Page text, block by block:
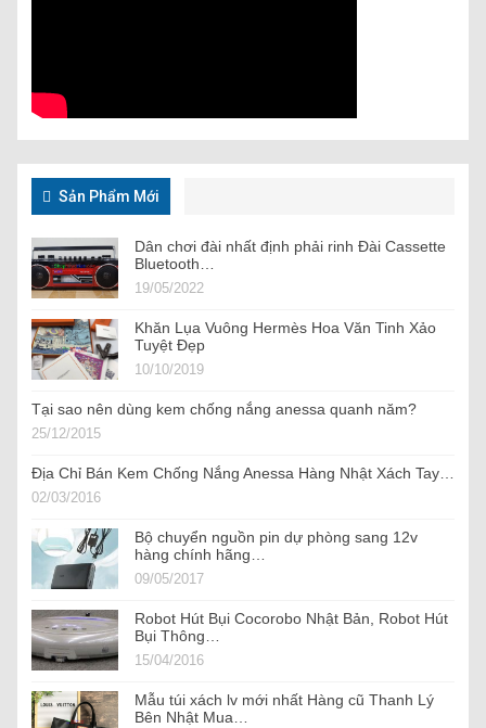
Sản Phẩm Mới
Dân chơi đài nhất định phải rinh Đài Cassette
Bluetooth…
19/05/2022
Khăn Lụa Vuông Hermès Hoa Văn Tinh Xảo
Tuyệt Đẹp
10/10/2019
Tại sao nên dùng kem chống nắng anessa quanh năm?
25/12/2015
Địa Chỉ Bán Kem Chống Nắng Anessa Hàng Nhật Xách Tay…
02/03/2016
Bộ chuyển nguồn pin dự phòng sang 12v
hàng chính hãng…
09/05/2017
Robot Hút Bụi Cocorobo Nhật Bản, Robot Hút
Bụi Thông…
15/04/2016
Mẫu túi xách lv mới nhất Hàng cũ Thanh Lý
Bên Nhật Mua…